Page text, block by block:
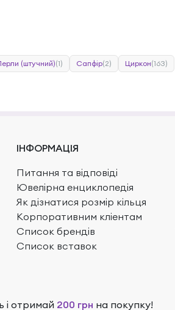
(штучний)(1) Сапфір(2) Циркон(163)
ІНФОРМАЦІЯ
Питання та відповіді
Ювелірна енциклопедія
Як дізнатися розмір кільця
Корпоративним кліентам
Список брендів
Список вставок
і отримай 200 грн на покупку!